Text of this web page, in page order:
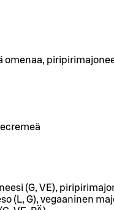
omenaa,
(G, VE),
(L, G), vegaaninen